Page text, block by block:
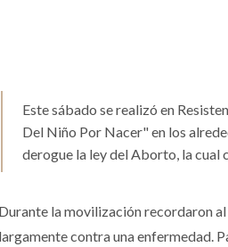
Este sábado se realizó en
Del Niño Por Nacer" en los
derogue la ley del Aborto, la cual
Durante la movilización recordaron
largamente contra una enfermedad.